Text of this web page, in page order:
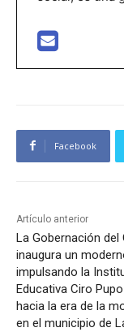
Facebook
Artículo anterior
La Gobernación del
inaugura un
impulsando la
Educativa Ciro
hacia la era de la
en el municipio de